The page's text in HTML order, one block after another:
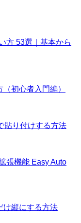
方 53選｜基本から
初心者入門編）
貼り付けする方法
張機能 Easy Auto
け縦にする方法